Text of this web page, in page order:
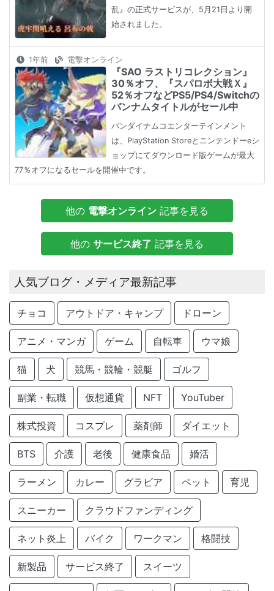
乱』の正式サービスが、5月21日より開
始されました。
1年前 電撃オンライン
『SAO ラストリコレクション』
30％オフ、『スパロボ大戦Ｘ』
52％オフなどPS5/PS4/Switchの
バンナムタイトルがセール中
バンダイナムコエンターテインメント
は、PlayStation Storeとニンテンドーeシ
ョップにてダウンロード版ゲームが最大
77％オフになるセールを開催中です。
他の 電撃オンライン 記事を見る
他の サービス終了 記事を見る
人気ブログ・メディア最新記事
チョコ アウトドア・キャンプ ドローン
アニメ・マンガ ゲーム 自転車 ウマ娘
猫 犬 競馬・競輪・競艇 ゴルフ
副業・転職 仮想通貨 NFT YouTuber
株式投資 コスプレ 薬剤師 ダイエット
BTS 介護 老後 健康食品 婚活
ラーメン カレー グラビア ペット 育児
スニーカー クラウドファンディング
ネット炎上 バイク ワークマン 格闘技
新製品 サービス終了 スイーツ